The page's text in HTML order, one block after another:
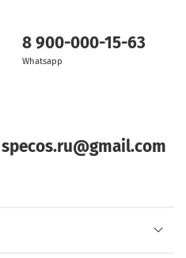
8 900-000-15-63
Whatsapp
specos.ru@gmail.com